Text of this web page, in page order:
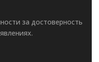
за достоверность